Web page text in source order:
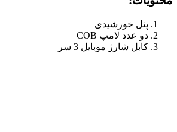
پنل خورشیدی
دو عدد لامپ COB
کابل شارژ موبایل 3 سر